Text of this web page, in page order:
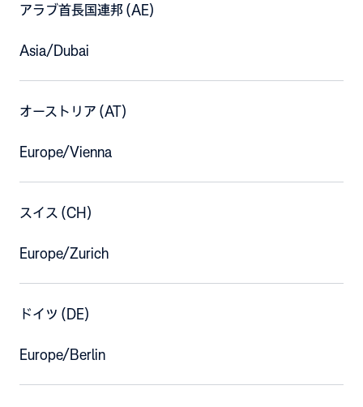
アラブ首長国連邦 (AE)
Asia/Dubai
オーストリア (AT)
Europe/Vienna
スイス (CH)
Europe/Zurich
ドイツ (DE)
Europe/Berlin